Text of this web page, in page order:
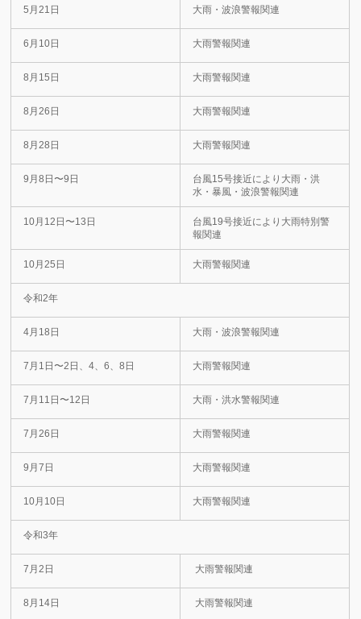
5月21日 大雨・波浪警報関連
6月10日 大雨警報関連
8月15日 大雨警報関連
8月26日 大雨警報関連
8月28日 大雨警報関連
9月8日〜9日
台風15号接近により大雨・洪
水・暴風・波浪警報関連
10月12日〜13日
台風19号接近により大雨特別警
報関連
10月25日 大雨警報関連
令和2年
4月18日 大雨・波浪警報関連
7月1日〜2日、4、6、8日 大雨警報関連
7月11日〜12日 大雨・洪水警報関連
7月26日 大雨警報関連
9月7日 大雨警報関連
10月10日 大雨警報関連
令和3年
7月2日 大雨警報関連
8月14日 大雨警報関連